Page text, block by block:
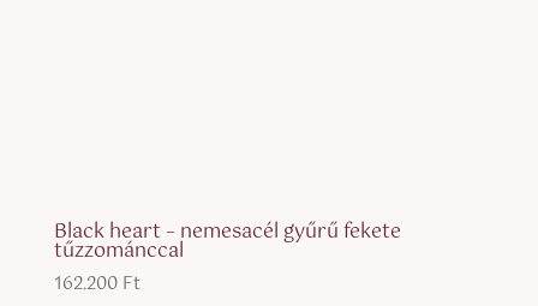
Black heart – nemesacél gyűrű fekete
tűzzománccal
162.200 Ft